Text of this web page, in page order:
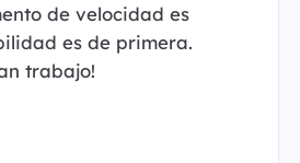
de velocidad es
es de primera.
trabajo!